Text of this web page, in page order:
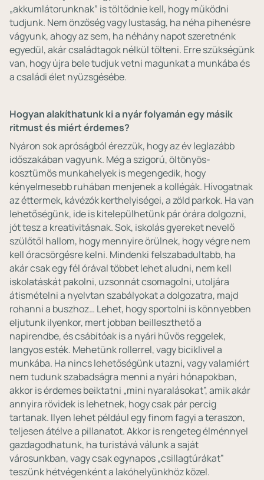
„akkumlátorunknak” is töltődnie kell, hogy működni
tudjunk. Nem önzőség vagy lustaság, ha néha pihenésre
vágyunk, ahogy az sem, ha néhány napot szeretnénk
egyedül, akár családtagok nélkül tölteni. Erre szükségünk
van, hogy újra bele tudjuk vetni magunkat a munkába és
a családi élet nyüzsgésébe.
Hogyan alakíthatunk ki a nyár folyamán egy másik
ritmust és miért érdemes?
Nyáron sok apróságból érezzük, hogy az év leglazább
időszakában vagyunk. Még a szigorú, öltönyös-
kosztümös munkahelyek is megengedik, hogy
kényelmesebb ruhában menjenek a kollégák. Hívogatnak
az éttermek, kávézók kerthelyiségei, a zöld parkok. Ha van
lehetőségünk, ide is kitelepülhetünk pár órára dolgozni,
jót tesz a kreativitásnak. Sok, iskolás gyereket nevelő
szülőtől hallom, hogy mennyire örülnek, hogy végre nem
kell óracsörgésre kelni. Mindenki felszabadultabb, ha
akár csak egy fél órával többet lehet aludni, nem kell
iskolatáskát pakolni, uzsonnát csomagolni, utoljára
átismételni a nyelvtan szabályokat a dolgozatra, majd
rohanni a buszhoz… Lehet, hogy sportolni is könnyebben
eljutunk ilyenkor, mert jobban beilleszthető a
napirendbe, és csábítóak is a nyári hűvös reggelek,
langyos esték. Mehetünk rollerrel, vagy biciklivel a
munkába. Ha nincs lehetőségünk utazni, vagy valamiért
nem tudunk szabadságra menni a nyári hónapokban,
akkor is érdemes beiktatni „mini nyaralásokat”, amik akár
annyira rövidek is lehetnek, hogy csak pár percig
tartanak. Ilyen lehet például egy finom fagyi a teraszon,
teljesen átélve a pillanatot. Akkor is rengeteg élménnyel
gazdagodhatunk, ha turistává válunk a saját
városunkban, vagy csak egynapos „csillagtúrákat”
teszünk hétvégenként a lakóhelyünkhöz közel.